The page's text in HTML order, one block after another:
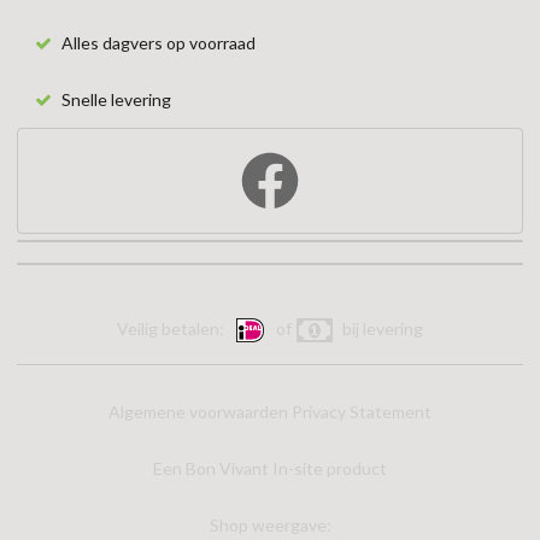
Alles dagvers op voorraad
Snelle levering
Veilig betalen: of bij levering
Algemene voorwaarden Privacy Statement
Een Bon Vivant In-site product
Shop weergave: